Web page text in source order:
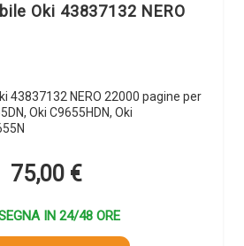
Oki 43837132 NERO
43837132 NERO 22000 pagine per
Oki C9655HDN, Oki
75,00 €
IN 24/48 ORE